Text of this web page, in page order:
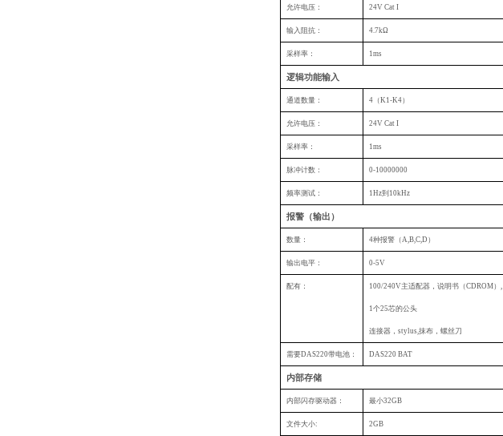
允许电压： 24V Cat I
输入阻抗： 4.7kΩ
采样率： 1ms
逻辑功能输入
通道数量： 4 （K1-K4）
允许电压： 24V Cat I
采样率： 1ms
脉冲计数： 0-10000000
频率测试： 1Hz到10kHz
报警（输出）
数量： 4种报警（A,B,C,D）
输出电平： 0-5V
配有： 100/240V主适配器，说明书（CDROM）,
1个25芯的公头
连接器，stylus,抹布，螺丝刀
需要DAS220带电池： DAS220 BAT
内部存储
内部闪存驱动器： 最小32GB
文件大小: 2GB